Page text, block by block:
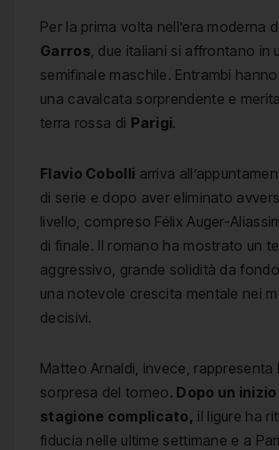
Per la prima volta nell’era moderna
Garros , due italiani si affrontano in
semifinale maschile. Entrambi
una cavalcata sorprendente e
terra rossa di Parigi.
Flavio Cobolli arriva
di serie e dopo aver eliminato
livello, compreso Félix Auger-
di finale. Il romano ha mostrato un
aggressivo, grande solidità da
una notevole crescita mentale nei
decisivi.
Matteo Arnaldi, invece, rappresenta
sorpresa del torneo. Dopo un inizio
stagione complicato, il ligure ha
fiducia nelle ultime settimane e a